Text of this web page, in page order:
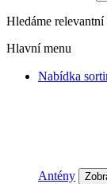
Hledáme
Hlavní menu
Nabídka
Antény